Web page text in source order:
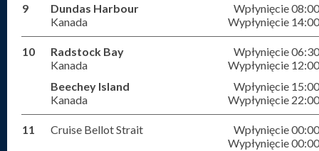
9
Dundas Harbour
Kanada
Wpłynięcie 08:00
Wypłynięcie 14:00
10
Radstock Bay
Kanada
Wpłynięcie 06:30
Wypłynięcie 12:00
Beechey Island
Kanada
Wpłynięcie 15:00
Wypłynięcie 22:00
11 Cruise Bellot Strait
Wpłynięcie 00:00
Wypłynięcie 00:00